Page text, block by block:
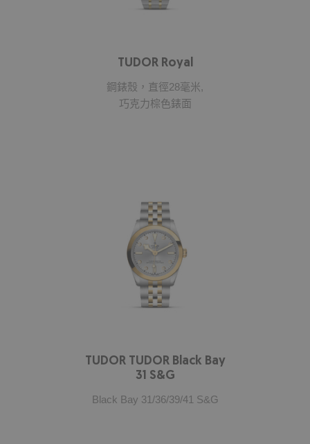
TUDOR Royal
鋼錶殼，直徑28毫米,
巧克力棕色錶面
TUDOR TUDOR Black Bay
31 S&G
Black Bay 31/36/39/41 S&G